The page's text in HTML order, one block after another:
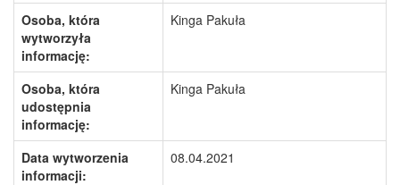
Osoba, która
wytworzyła
informację:
Kinga Pakuła
Osoba, która
udostępnia
informację:
Kinga Pakuła
Data wytworzenia
informacji:
08.04.2021